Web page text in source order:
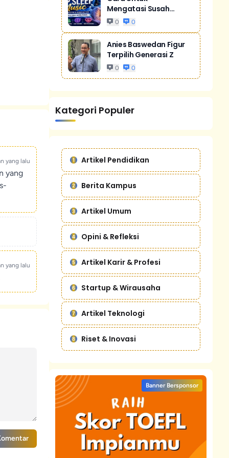
yang lalu
yang
yang lalu
Mengatasi Susah
Tidur Akibat Stres
0 0
Anies Baswedan Figur
Terpilih Generasi Z
0 0
Kategori Populer
Artikel Pendidikan
Berita Kampus
Artikel Umum
Opini & Refleksi
Artikel Karir & Profesi
Startup & Wirausaha
Artikel Teknologi
Riset & Inovasi
Banner Bersponsor